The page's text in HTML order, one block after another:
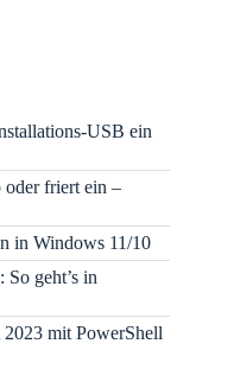
USB ein
oder friert ein –
in Windows 11/10
geht’s in
mit PowerShell